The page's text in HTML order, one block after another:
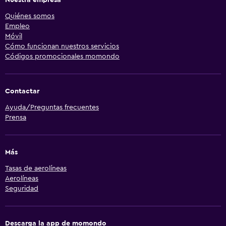
Quiénes somos
Empleo
Móvil
Cómo funcionan nuestros servicios
Códigos promocionales momondo
Contactar
Ayuda/Preguntas frecuentes
Prensa
Más
Tasas de aerolíneas
Aerolíneas
Seguridad
Descarga la app de momondo